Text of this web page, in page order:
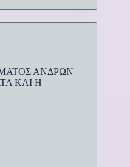
ΑΝΔΡΩΝ
ΚΑΙ Η